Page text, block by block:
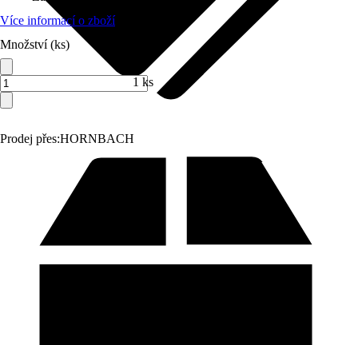
Prodej přes:HORNBACH
Více informací o zboží
Množství (ks)
1 ks